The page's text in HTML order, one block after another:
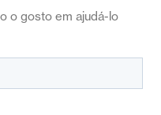
o gosto em ajudá-lo